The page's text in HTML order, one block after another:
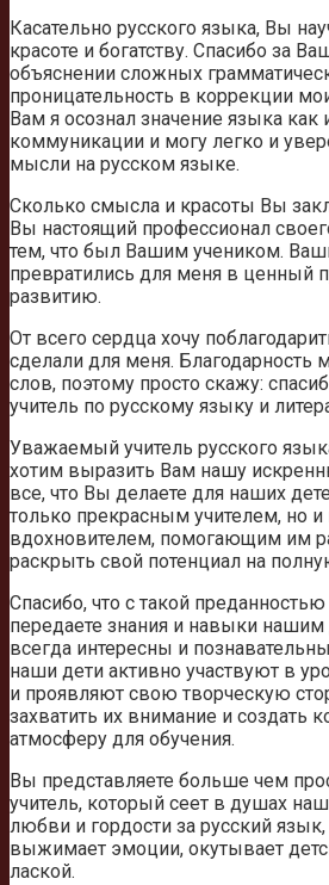
Касательно русского языка, Вы
красоте и богатству. Спасибо за
объяснении сложных
проницательность в коррекции
Вам я осознал значение языка как
коммуникации и могу легко и
мысли на русском языке.
Сколько смысла и красоты Вы
Вы настоящий профессионал
тем, что был Вашим учеником.
превратились для меня в ценный
развитию.
От всего сердца хочу
сделали для меня. Благодарность
слов, поэтому просто скажу:
учитель по русскому языку и
Уважаемый учитель русского
хотим выразить Вам нашу
все, что Вы делаете для наших
только прекрасным учителем, но
вдохновителем, помогающим им
раскрыть свой потенциал на
Спасибо, что с такой
передаете знания и навыки
всегда интересны и
наши дети активно участвуют в
и проявляют свою творческую
захватить их внимание и создать
атмосферу для обучения.
Вы представляете больше чем
учитель, который сеет в душах
любви и гордости за русский
выжимает эмоции, окутывает
лаской.